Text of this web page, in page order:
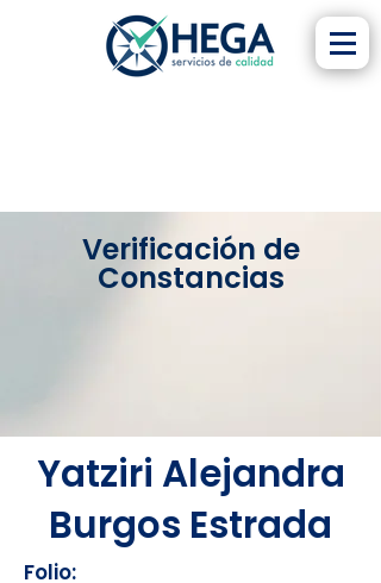
Verificación de
Constancias
Yatziri Alejandra
Burgos Estrada
Folio: